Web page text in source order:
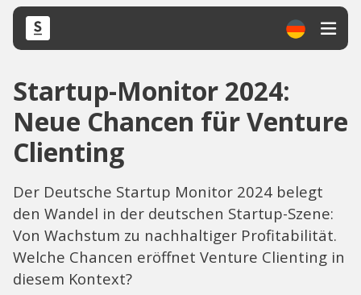
Startup-Monitor 2024:
Neue Chancen für Venture
Clienting
Der Deutsche Startup Monitor 2024 belegt
den Wandel in der deutschen Startup-Szene:
Von Wachstum zu nachhaltiger Profitabilität.
Welche Chancen eröffnet Venture Clienting in
diesem Kontext?